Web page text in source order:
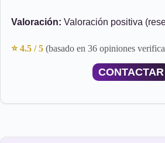
Valoración: Valoración positiva
⭐ 4.5 / 5 (basado en 36 opiniones
CONTACTAR